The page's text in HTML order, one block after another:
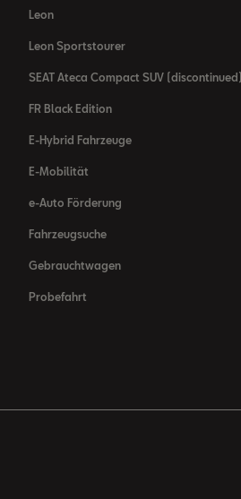
Leon
Leon Sportstourer
SEAT Ateca Compact SUV (discontinued)
FR Black Edition
E-Hybrid Fahrzeuge
E-Mobilität
e-Auto Förderung
Fahrzeugsuche
Gebrauchtwagen
Probefahrt